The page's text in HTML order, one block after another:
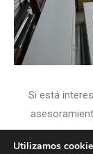
Si está
Utilizamos